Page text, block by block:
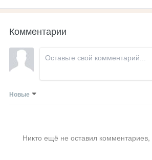
Комментарии
Новые
Никто ещё не оставил комментариев,